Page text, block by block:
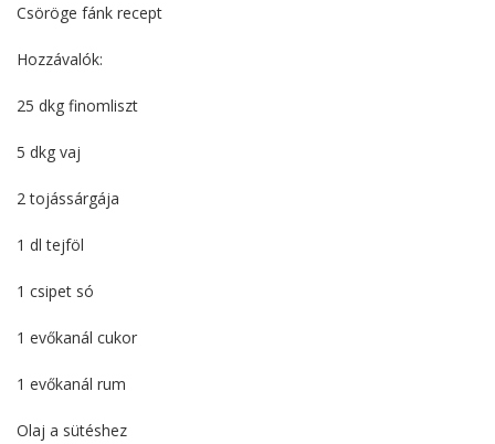
Csöröge fánk recept
Hozzávalók:
25 dkg finomliszt
5 dkg vaj
2 tojássárgája
1 dl tejföl
1 csipet só
1 evőkanál cukor
1 evőkanál rum
Olaj a sütéshez